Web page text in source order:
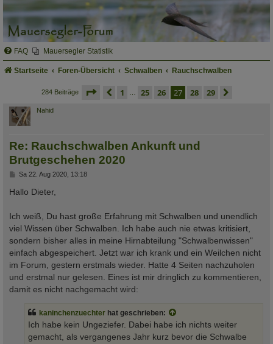
FAQ Mauersegler Statistik
Startseite Foren-Übersicht Schwalben Rauchschwalben
284 Beiträge seite 27 von 29
vorherige
1 25 26 27 28 29
Nahid
Re: Rauchschwalben Ankunft und
Brutgeschehen 2020
B
i
t
a
g
Sa 22. Aug 2020, 13:18
Hallo Dieter,
Ich weiß, Du hast große Erfahrung mit Schwalben und unendlich
viel Wissen über Schwalben. Ich habe auch nie etwas kritisiert,
sondern bisher alles in meine Hirnabteilung "Schwalbenwissen"
einfach abgespeichert. Jetzt war ich krank und ein Weilchen nicht
im Forum, gestern erstmals wieder. Hatte 4 Seiten nachzuholen
und erstmal nur gelesen. Eines ist mir dringlich zu kommentieren,
damit es nicht nachgemacht wird:
kaninchenzuechter hat geschrieben:
Ich habe kein Ungeziefer. Dabei habe ich nichts weiter
gemacht, als vergangenes Jahr kurz bevor die Schwalbe